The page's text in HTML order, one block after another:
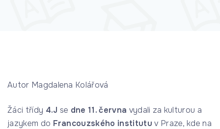
Autor Magdalena Kolářová
Žáci třídy 4.J se dne 11. června vydali za kulturou a
jazykem do Francouzského institutu v Praze, kde na